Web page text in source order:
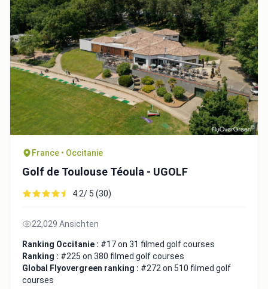
France • Occitanie
Golf de Toulouse Téoula - UGOLF
4.2/ 5 (30)
22,029 Ansichten
Ranking Occitanie : #17 on 31 filmed golf courses
Ranking : #225 on 380 filmed golf courses
Global Flyovergreen ranking : #272 on 510 filmed golf
courses